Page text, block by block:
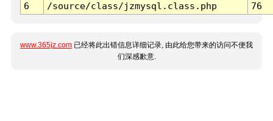
6
/source/class/jzmysql.class.php 76
www.365jz.com 已经将此出错信息详细记录, 由此给您带来的访问不便我
们深感歉意.